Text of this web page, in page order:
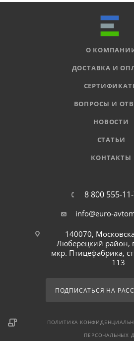
О
ДОСТАВКА И
ВОПРОСЫ И
НОВОСТИ
СТАТЬИ
КОНТАКТЫ
8 800 555-
info@euro-
140070,
Люберецкий район,
мкр. Птицефабрика,
113
ПОДПИСАТЬСЯ НА
ПОЛИТИКА
ПЕРСОНАЛЬНЫХ